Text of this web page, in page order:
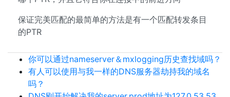
保证完美匹​​配的最简单的方法是有一个匹配转发条目
的PTR
你可以通过nameserver＆mxlogging历史查找域吗？
有人可以使用与我一样的DNS服务器劫持我的域名
吗？